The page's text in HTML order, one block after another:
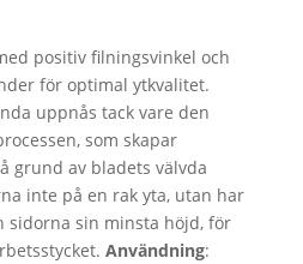
positiv filningsvinkel och
för optimal ytkvalitet.
uppnås tack vare den
som skapar
grund av bladets välvda
inte på en rak yta, utan har
sidorna sin minsta höjd, för
Användning: